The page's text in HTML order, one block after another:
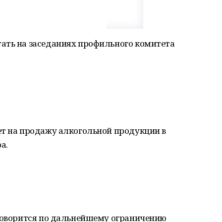
на заседаниях профильного комитета
на продажу алкогольной продукции в
по дальнейшему ограничению